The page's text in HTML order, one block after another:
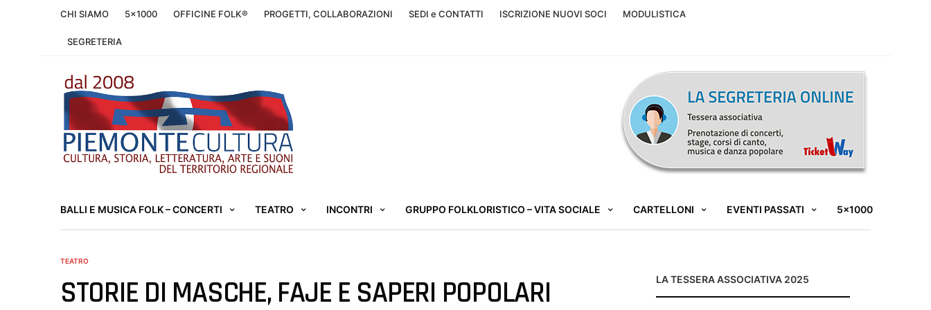
CHI SIAMO 5×1000 OFFICINE FOLK® PROGETTI, COLLABORAZIONI SEDI e CONTATTI ISCRIZIONE NUOVI SOCI MODULISTICA
SEGRETERIA
BALLI E MUSICA FOLK – CONCERTI TEATRO INCONTRI GRUPPO FOLKLORISTICO – VITA SOCIALE CARTELLONI EVENTI PASSATI 5×1000
TEATRO
STORIE DI MASCHE, FAJE E SAPERI POPOLARI
LA TESSERA ASSOCIATIVA 2025